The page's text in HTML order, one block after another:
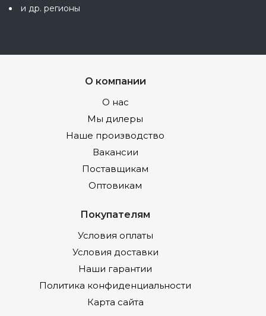
и др. регионы
О компании
О нас
Мы дилеры
Наше производство
Вакансии
Поставщикам
Оптовикам
Покупателям
Условия оплаты
Условия доставки
Наши гарантии
Политика конфиденциальности
Карта сайта